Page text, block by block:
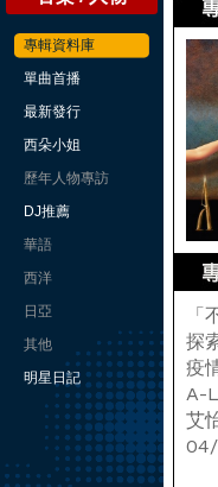
專輯資料庫
單曲首播
最新發行
西朵小姐
歷年人物專訪
DJ推薦
華語
西洋
日亞
其他
明星日記
探
疫
A-
艾
04/